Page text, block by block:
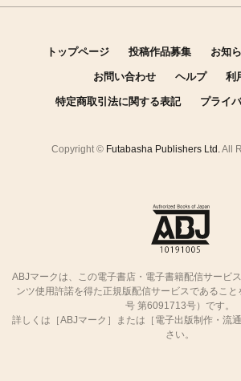
トップページ 投稿作品募集 お知
お問い合わせ ヘルプ 利
特定商取引法に関する表記 プライ
Copyright © Futabasha Publishers Ltd. All
ABJマークは、この電子書店・電子書籍配信サービ
ンツ使用許諾を得た正規版配信サービスであるこ
号 第6091713号）です。
詳しくは［ABJマーク］または［電子出版制作・流
さい。